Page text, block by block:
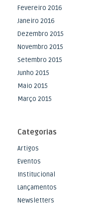
Fevereiro 2016
Janeiro 2016
Dezembro 2015
Novembro 2015
Setembro 2015
Junho 2015
Maio 2015
Março 2015
Categorias
Artigos
Eventos
Institucional
Lançamentos
Newsletters